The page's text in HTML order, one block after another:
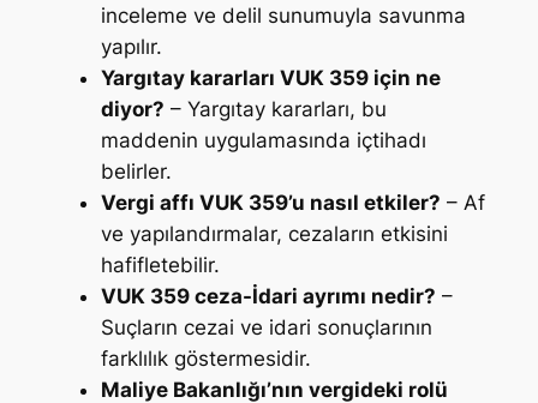
inceleme ve delil sunumuyla savunma
yapılır.
Yargıtay kararları VUK 359 için ne
diyor? – Yargıtay kararları, bu
maddenin uygulamasında içtihadı
belirler.
Vergi affı VUK 359’u nasıl etkiler? – Af
ve yapılandırmalar, cezaların etkisini
hafifletebilir.
VUK 359 ceza-İdari ayrımı nedir? –
Suçların cezai ve idari sonuçlarının
farklılık göstermesidir.
Maliye Bakanlığı’nın vergideki rolü